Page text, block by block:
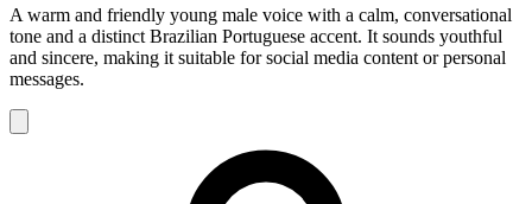
A warm and friendly young male voice with a calm, conversational
tone and a distinct Brazilian Portuguese accent. It sounds youthful
and sincere, making it suitable for social media content or personal
messages.